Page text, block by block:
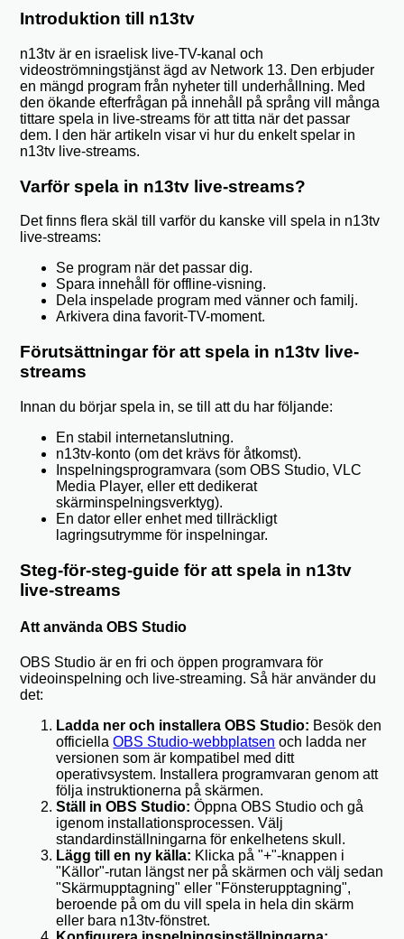
Introduktion till n13tv
n13tv är en israelisk live-TV-kanal och
videoströmningstjänst ägd av Network 13. Den erbjuder
en mängd program från nyheter till underhållning. Med
den ökande efterfrågan på innehåll på språng vill många
tittare spela in live-streams för att titta när det passar
dem. I den här artikeln visar vi hur du enkelt spelar in
n13tv live-streams.
Varför spela in n13tv live-streams?
Det finns flera skäl till varför du kanske vill spela in n13tv
live-streams:
Se program när det passar dig.
Spara innehåll för offline-visning.
Dela inspelade program med vänner och familj.
Arkivera dina favorit-TV-moment.
Förutsättningar för att spela in n13tv live-
streams
Innan du börjar spela in, se till att du har följande:
En stabil internetanslutning.
n13tv-konto (om det krävs för åtkomst).
Inspelningsprogramvara (som OBS Studio, VLC
Media Player, eller ett dedikerat
skärminspelningsverktyg).
En dator eller enhet med tillräckligt
lagringsutrymme för inspelningar.
Steg-för-steg-guide för att spela in n13tv
live-streams
Att använda OBS Studio
OBS Studio är en fri och öppen programvara för
videoinspelning och live-streaming. Så här använder du
det:
Ladda ner och installera OBS Studio: Besök den
officiellaOBS Studio-webbplatsen och ladda ner
versionen som är kompatibel med ditt
operativsystem. Installera programvaran genom att
följa instruktionerna på skärmen.
Ställ in OBS Studio: Öppna OBS Studio och gå
igenom installationsprocessen. Välj
standardinställningarna för enkelhetens skull.
Lägg till en ny källa: Klicka på "+"-knappen i
"Källor"-rutan längst ner på skärmen och välj sedan
"Skärmupptagning" eller "Fönsterupptagning",
beroende på om du vill spela in hela din skärm
eller bara n13tv-fönstret.